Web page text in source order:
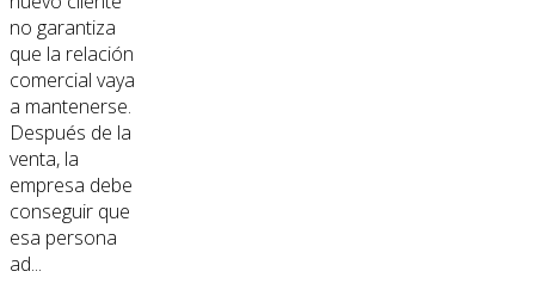
no garantiza
que la relación
comercial vaya
a mantenerse.
Después de la
venta, la
empresa debe
conseguir que
esa persona
ad...